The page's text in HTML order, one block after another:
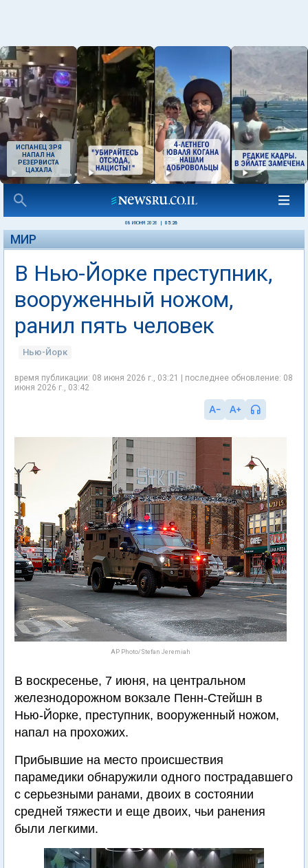
ИСПАНЕЦ ЗРЯ
НАПАЛ НА
РЕЗЕРВИСТА
ЦАХАЛА
08 ИЮНЯ 2026 05:26
МИР
В Нью-Йорке преступник,
вооруженный ножом,
ранил пять человек
Нью-Йорк
время публикации: 08 июня 2026 г., 03:21 | последнее обновление: 08
июня 2026 г., 03:42
AP Photo/Stefan Jeremiah
В воскресенье, 7 июня, на центральном
железнодорожном вокзале Пенн-Стейшн в
Нью-Йорке, преступник, вооруженный ножом,
напал на прохожих.
Прибывшие на место происшествия
парамедики обнаружили одного пострадавшего
с серьезными ранами, двоих в состоянии
средней тяжести и еще двоих, чьи ранения
были легкими.